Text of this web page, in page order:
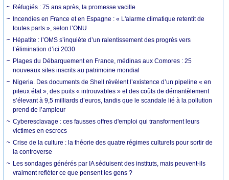
Réfugiés : 75 ans après, la promesse vacille
Incendies en France et en Espagne : « L'alarme climatique retentit de
toutes parts », selon l’ONU
Hépatite : l’OMS s’inquiète d’un ralentissement des progrès vers
l’élimination d’ici 2030
Plages du Débarquement en France, médinas aux Comores : 25
nouveaux sites inscrits au patrimoine mondial
Nigeria. Des documents de Shell révèlent l’existence d’un pipeline « en
piteux état », des puits « introuvables » et des coûts de démantèlement
s’élevant à 9,5 milliards d’euros, tandis que le scandale lié à la pollution
prend de l’ampleur
Cyberesclavage : ces fausses offres d'emploi qui transforment leurs
victimes en escrocs
Crise de la culture : la théorie des quatre régimes culturels pour sortir de
la controverse
Les sondages générés par IA séduisent des instituts, mais peuvent-ils
vraiment refléter ce que pensent les gens ?